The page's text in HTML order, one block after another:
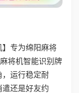
】专为绵阳麻将
将机智能识别牌
运行稳定耐
还是好友约